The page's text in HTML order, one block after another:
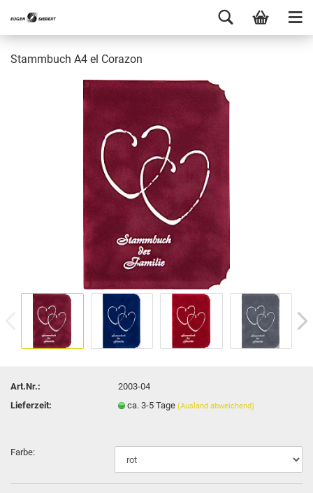
Stammbuch A4 el Corazon
Art.Nr.:
2003-04
Lieferzeit:
ca. 3-5 Tage(Ausland abweichend)
Farbe: